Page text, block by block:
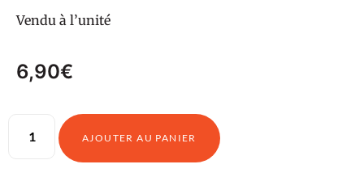
Vendu à l’unité
6,90€
AJOUTER AU PANIER